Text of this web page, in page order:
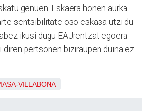
genuen. Eskaera honen aurka
sentsibilitate oso eskasa utzi du
ikusi dugu EAJrentzat egoera
diren pertsonen biziraupen duina ez
VILLABONA